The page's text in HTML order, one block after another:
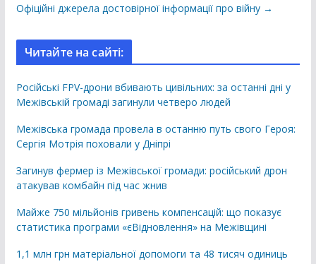
Офіційні джерела достовірної інформації про війну →
Читайте на сайті:
Російські FPV-дрони вбивають цивільних: за останні дні у
Межівській громаді загинули четверо людей
Межівська громада провела в останню путь свого Героя:
Сергія Мотрія поховали у Дніпрі
Загинув фермер із Межівської громади: російський дрон
атакував комбайн під час жнив
Майже 750 мільйонів гривень компенсацій: що показує
статистика програми «єВідновлення» на Межівщині
1,1 млн грн матеріальної допомоги та 48 тисяч одиниць